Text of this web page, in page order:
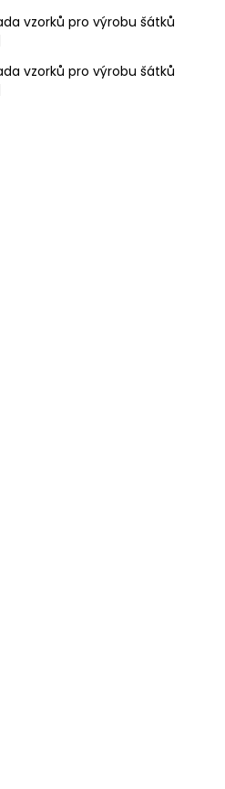
vzorků pro výrobu šátků
produktu je 5 z 5 hvězdiček.
vzorků pro výrobu šátků
produktu je 5 z 5 hvězdiček.